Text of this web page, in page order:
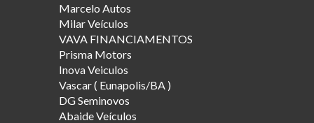
Marcelo Autos
Milar Veículos
VAVA FINANCIAMENTOS
Prisma Motors
Inova Veiculos
Vascar ( Eunapolis/BA )
DG Seminovos
Abaide Veículos